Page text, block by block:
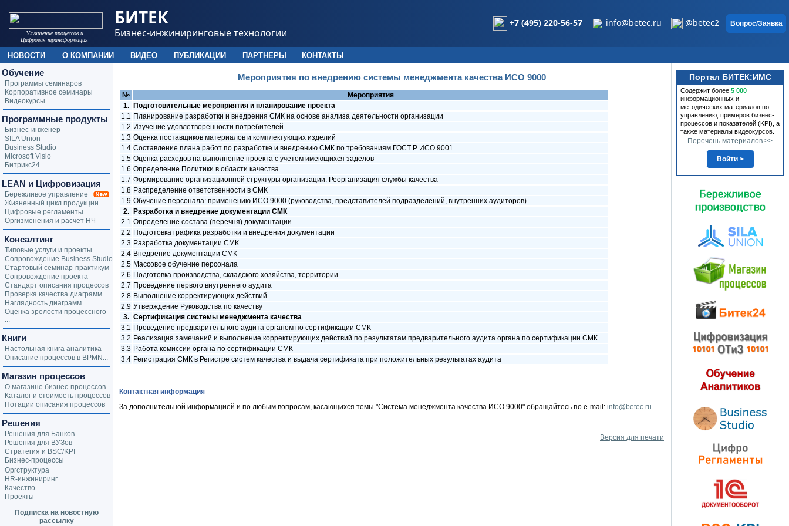
Мероприятия по внедрению системы менеджмента качества ИСО 9000
№
Мероприятия
1.
Подготовительные мероприятия и планирование проекта
1.1 Планирование разработки и внедрения СМК на основе анализа деятельности организации
1.2 Изучение удовлетворенности потребителей
1.3 Оценка поставщиков материалов и комплектующих изделий
1.4 Составление плана работ по разработке и внедрению СМК по требованиям ГОСТ Р ИСО 9001
1.5 Оценка расходов на выполнение проекта с учетом имеющихся заделов
1.6 Определение Политики в области качества
1.7 Формирование организационной структуры организации. Реорганизация службы качества
1.8 Распределение ответственности в СМК
1.9 Обучение персонала: применению ИСО 9000 (руководства, представителей подразделений, внутренних аудиторов)
2.
Разработка и внедрение документации СМК
2.1 Определение состава (перечня) документации
2.2 Подготовка графика разработки и внедрения документации
2.3 Разработка документации СМК
2.4 Внедрение документации СМК
2.5 Массовое обучение персонала
2.6 Подготовка производства, складского хозяйства, территории
2.7 Проведение первого внутреннего аудита
2.8 Выполнение корректирующих действий
2.9 Утверждение Руководства по качеству
3. Сертификация системы менеджмента качества
3.1 Проведение предварительного аудита органом по сертификации СМК
3.2 Реализация замечаний и выполнение корректирующих действий по результатам предварительного аудита органа по сертификации СМК
3.3 Работа комиссии органа по сертификации СМК
3.4 Регистрация СМК в Регистре систем качества и выдача сертификата при положительных результатах аудита
Контактная информация
За дополнительной информацией и по любым вопросам, касающихся темы "Система менеджмента качества ИСО 9000" обращайтесь по e-mail: info@betec.ru.
Версия для печати
Портал БИТЕК:ИМС
Содержит более 5 000
информационных и
методических материалов по
управлению, примеров бизнес-
процессов и показателей (KPI), а
также материалы видеокурсов.
Перечень материалов >>
Войти >
Обучение
Программы семинаров
Корпоративное семинары
Видеокурсы
Программные продукты
Бизнес-инженер
SILA Union
Business Studio
Microsoft Visio
Битрикс24
LEAN и Цифровизация
Бережливое управление
Жизненный цикл продукции
Цифровые регламенты
Оргизменения и расчет НЧ
Консалтинг
Типовые услуги и проекты
Сопровождение Business Studio
Стартовый семинар-практикум
Сопровождение проекта
Стандарт описания процессов
Проверка качества диаграмм
Наглядность диаграмм
Оценка зрелости процессного
...
Книги
Настольная книга аналитика
Описание процессов в BPMN...
Магазин процессов
О магазине бизнес-процессов
Каталог и стоимость процессов
Нотации описания процессов
Решения
Решения для Банков
Решения для ВУЗов
Стратегия и BSC/KPI
Бизнес-процессы
Оргструктура
HR-инжиниринг
Качество
Проекты
Подписка на новостную
рассылку
Улучшение процессов и
Цифровая трансформация
БИТЕК
Бизнес-инжиниринговые технологии
+7 (495) 220-56-57 info@betec.ru @betec2 Вопрос/Заявка
НОВОСТИ О КОМПАНИИ ВИДЕО ПУБЛИКАЦИИ ПАРТНЕРЫ КОНТАКТЫ